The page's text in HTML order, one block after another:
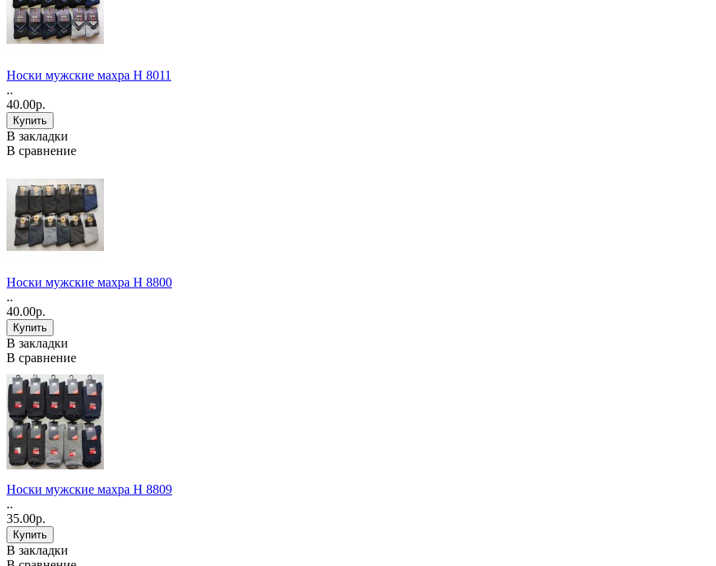
Носки мужские махра Н 8011
..
40.00р.
В закладки
В сравнение
Носки мужские махра Н 8800
..
40.00р.
В закладки
В сравнение
Носки мужские махра Н 8809
..
35.00р.
В закладки